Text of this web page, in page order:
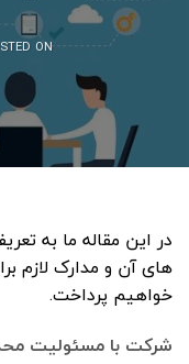
ON
در این مقاله ما به
های آن و مدارک لازم
خواهیم پرداخت.
شرکت با مسئولیت